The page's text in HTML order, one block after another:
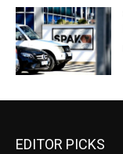
EDITOR PICKS